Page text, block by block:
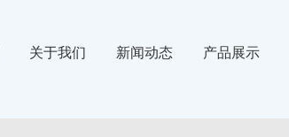
关于我们 新闻动态 产品展示